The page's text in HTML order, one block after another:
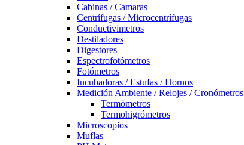
Cabinas / Camaras
Centrífugas / Microcentrífugas
Conductivimetros
Destiladores
Digestores
Espectrofotómetros
Fotómetros
Incubadoras / Estufas / Hornos
Medición Ambiente / Relojes / Cronómetros
Termómetros
Termohigrómetros
Microscopios
Muflas